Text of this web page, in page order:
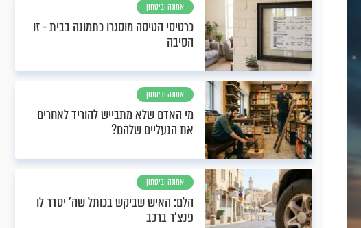
אמונה וביטחון
כרטיסי הטיסה מוסגרו כתמונה בבית - זו
הסיבה
אמונה וביטחון
מי האדם שלא מתבייש להוריד לאחרים
את הנעליים שלהם?
אמונה וביטחון
הלם: האיש שביקש בכותל שה' יסדר לו
פנצ'ר ברכב